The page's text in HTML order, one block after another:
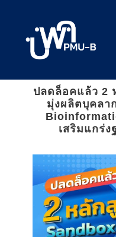
ปลดล็อคแล้ว 2
มุ่งผลิตบุคลา
เสริมแกร่ง